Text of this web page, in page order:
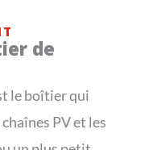
de
le boîtier qui
PV et les